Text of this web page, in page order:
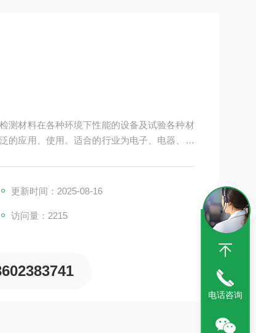
测材料在各种环境下性能的设备及试验各种材
的应用、使用。适合的行业为电子、电器、通
更新时间：2025-08-16
访问量：2215
电话咨询